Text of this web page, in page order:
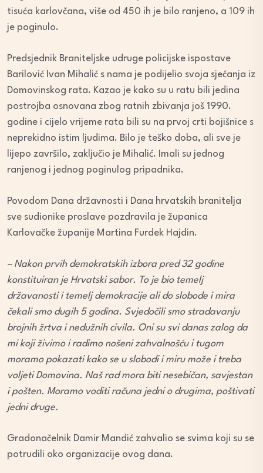
tisuća karlovčana, više od 450 ih je bilo ranjeno, a 109 ih
je poginulo.
Predsjednik Braniteljske udruge policijske ispostave
Barilović Ivan Mihalić s nama je podijelio svoja sjećanja iz
Domovinskog rata. Kazao je kako su u ratu bili jedina
postrojba osnovana zbog ratnih zbivanja još 1990.
godine i cijelo vrijeme rata bili su na prvoj crti bojišnice s
neprekidno istim ljudima. Bilo je teško doba, ali sve je
lijepo završilo, zaključio je Mihalić. Imali su jednog
ranjenog i jednog poginulog pripadnika.
Povodom Dana državnosti i Dana hrvatskih branitelja
sve sudionike proslave pozdravila je županica
Karlovačke županije Martina Furdek Hajdin.
– Nakon prvih demokratskih izbora pred 32 godine
konstituiran je Hrvatski sabor. To je bio temelj
državanosti i temelj demokracije ali do slobode i mira
čekali smo dugih 5 godina. Svjedočili smo stradavanju
brojnih žrtva i nedužnih civila. Oni su svi danas zalog da
mi koji živimo i radimo nošeni zahvalnošću i tugom
moramo pokazati kako se u slobodi i miru može i treba
voljeti Domovina. Naš rad mora biti nesebičan, savjestan
i pošten. Moramo voditi računa jedni o drugima, poštivati
jedni druge.
Gradonačelnik Damir Mandić zahvalio se svima koji su se
potrudili oko organizacije ovog dana.